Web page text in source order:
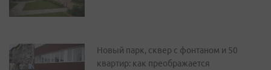
Новый парк, сквер с фонтаном и 50
квартир: как преображается